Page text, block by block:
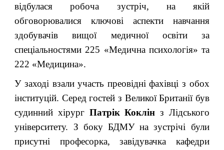
відбулася робоча зустріч, на якій
обговорювалися ключові аспекти навчання
здобувачів вищої медичної освіти за
спеціальностями 225 «Медична психологія» та
222 «Медицина».
У заході взали участь преовідні фахівці з обох
інституцій. Серед гостей з Великої Британії був
судинний хірург Патрік Коклін з Лідського
університету. З боку БДМУ на зустрічі були
присутні професорка, завідувачка кафедри